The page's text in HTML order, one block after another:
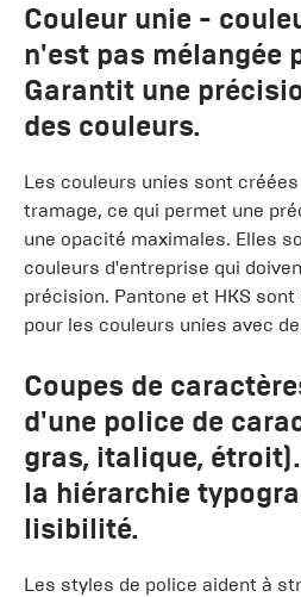
Couleur unie -
n'est pas mélangée
Garantit une
des couleurs.
Les couleurs unies sont
tramage, ce qui permet une
une opacité maximales. Elles
couleurs d'entreprise qui
précision. Pantone et HKS
pour les couleurs unies avec
Coupes de
d'une police de
gras, italique,
la hiérarchie
lisibilité.
Les styles de police aident à